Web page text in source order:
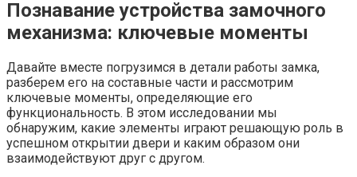
Познавание устройства замочного
механизма: ключевые моменты
Давайте вместе погрузимся в детали работы замка,
разберем его на составные части и рассмотрим
ключевые моменты, определяющие его
функциональность. В этом исследовании мы
обнаружим, какие элементы играют решающую роль в
успешном открытии двери и каким образом они
взаимодействуют друг с другом.